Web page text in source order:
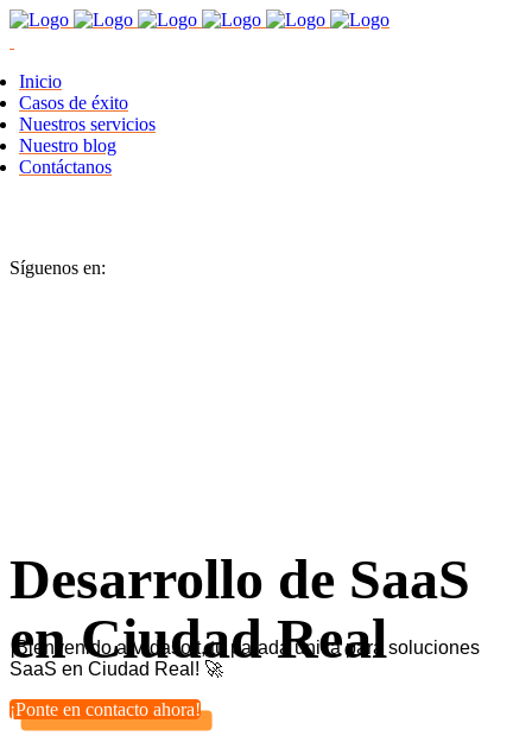
Inicio
Casos de éxito
Nuestros servicios
Nuestro blog
Contáctanos
Síguenos en:
Desarrollo de SaaS
en Ciudad Real
¡Bienvenido a Vidasoft, tu parada única para soluciones
SaaS en Ciudad Real! 🚀
¡Ponte en contacto ahora!